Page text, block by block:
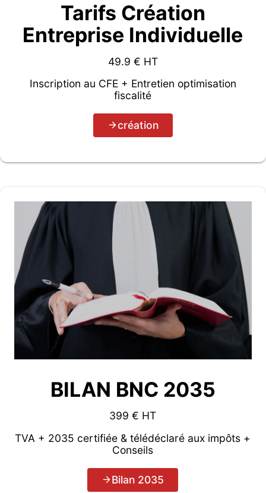
Tarifs Création
Entreprise Individuelle
49.9 € HT
Inscription au CFE + Entretien optimisation
fiscalité
création
BILAN BNC 2035
399 € HT
TVA + 2035 certifiée & télédéclaré aux impôts +
Conseils
Bilan 2035